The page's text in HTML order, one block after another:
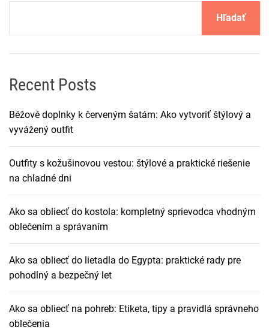
Hľadať
Recent Posts
Béžové doplnky k červeným šatám: Ako vytvoriť štýlový a
vyvážený outfit
Outfity s kožušinovou vestou: štýlové a praktické riešenie
na chladné dni
Ako sa obliecť do kostola: kompletný sprievodca vhodným
oblečením a správaním
Ako sa obliecť do lietadla do Egypta: praktické rady pre
pohodlný a bezpečný let
Ako sa obliecť na pohreb: Etiketa, tipy a pravidlá správneho
oblečenia